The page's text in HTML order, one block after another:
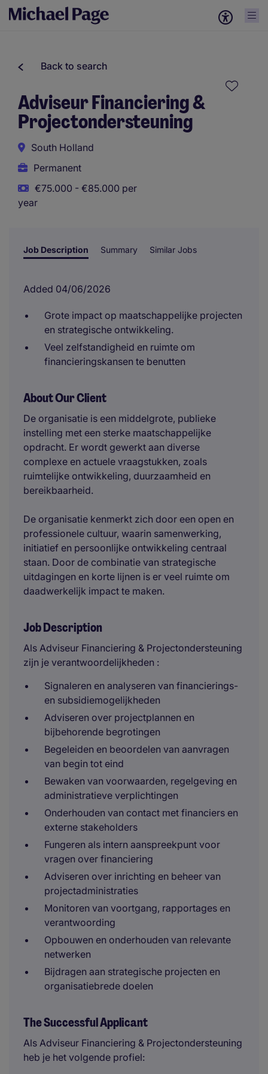
Back to search
Adviseur Financiering &
Projectondersteuning
South Holland
Permanent
€75.000 - €85.000 per
year
Job Description Summary Similar Jobs
Added 04/06/2026
Grote impact op maatschappelijke projecten
en strategische ontwikkeling.
Veel zelfstandigheid en ruimte om
financieringskansen te benutten
About Our Client
De organisatie is een middelgrote, publieke
instelling met een sterke maatschappelijke
opdracht. Er wordt gewerkt aan diverse
complexe en actuele vraagstukken, zoals
ruimtelijke ontwikkeling, duurzaamheid en
bereikbaarheid.
De organisatie kenmerkt zich door een open en
professionele cultuur, waarin samenwerking,
initiatief en persoonlijke ontwikkeling centraal
staan. Door de combinatie van strategische
uitdagingen en korte lijnen is er veel ruimte om
daadwerkelijk impact te maken.
Job Description
Als Adviseur Financiering & Projectondersteuning
zijn je verantwoordelijkheden :
Signaleren en analyseren van financierings-
en subsidiemogelijkheden
Adviseren over projectplannen en
bijbehorende begrotingen
Begeleiden en beoordelen van aanvragen
van begin tot eind
Bewaken van voorwaarden, regelgeving en
administratieve verplichtingen
Onderhouden van contact met financiers en
externe stakeholders
Fungeren als intern aanspreekpunt voor
vragen over financiering
Adviseren over inrichting en beheer van
projectadministraties
Monitoren van voortgang, rapportages en
verantwoording
Opbouwen en onderhouden van relevante
netwerken
Bijdragen aan strategische projecten en
organisatiebrede doelen
The Successful Applicant
Als Adviseur Financiering & Projectondersteuning
heb je het volgende profiel: